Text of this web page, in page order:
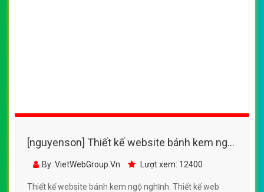
[nguyenson] Thiết kế website bánh kem ngộ
nghĩnh đẹp, chuyên nghiệp chuẩn SEO
By: VietWebGroup.Vn Lượt xem: 12400
Thiết kế website bánh kem ngộ nghĩnh. Thiết kế web